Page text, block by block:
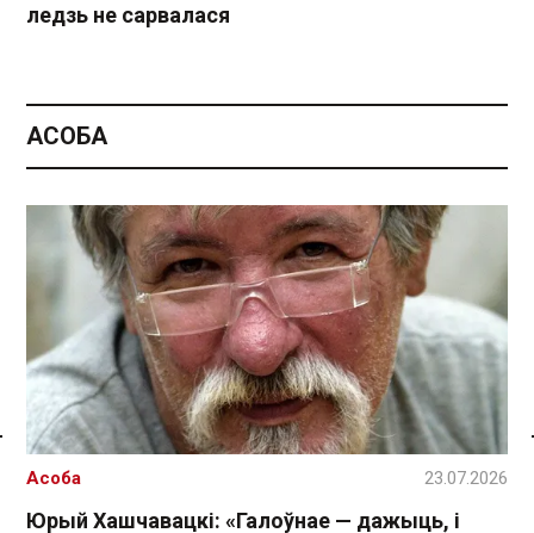
Спасылка без VPN
ледзь не сарвалася
АСОБА
Юрый Хашчавацкі: «Галоўнае — дажыць, і
Асоба 23.07.2026